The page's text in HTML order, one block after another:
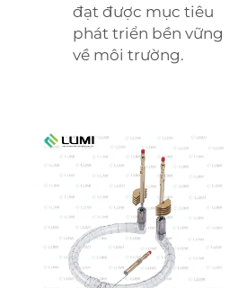
đạt được mục tiêu
phát triển bền vững
về môi trường.